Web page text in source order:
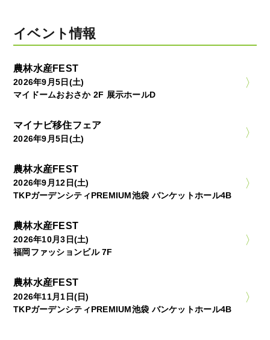
イベント情報
農林水産FEST
2026年9月5日(土)
マイドームおおさか 2F 展示ホールD
マイナビ移住フェア
2026年9月5日(土)
農林水産FEST
2026年9月12日(土)
TKPガーデンシティPREMIUM池袋 バンケットホール4B
農林水産FEST
2026年10月3日(土)
福岡ファッションビル 7F
農林水産FEST
2026年11月1日(日)
TKPガーデンシティPREMIUM池袋 バンケットホール4B